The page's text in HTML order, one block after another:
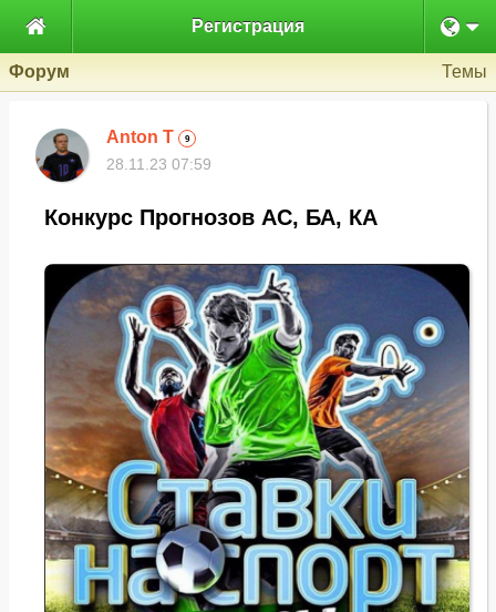
 Регистрация
Форум Темы
Anton T 9
28.11.23 07:59
Конкурс Прогнозов АС, БА, КА